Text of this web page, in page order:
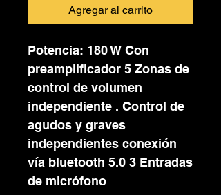
Agregar al carrito
Potencia: 180 W Con
preamplificador 5 Zonas de
control de volumen
independiente . Control de
agudos y graves
independientes conexión
vía bluetooth 5.0 3 Entradas
de micrófono